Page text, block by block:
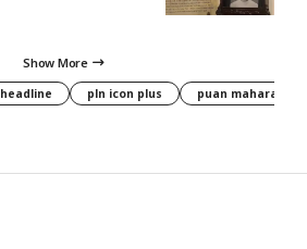
Show More
headline pln icon plus puan maharani